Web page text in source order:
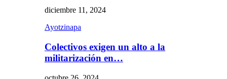
diciembre 11, 2024
Ayotzinapa
Colectivos exigen un alto a la
militarización en…